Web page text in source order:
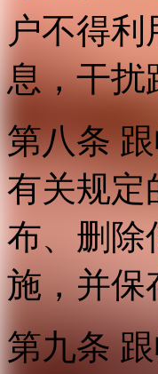
户不得
息，干扰
第八条
有关规定
布、删除
施，并保
第九条